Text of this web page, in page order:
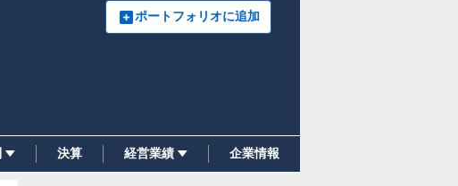
ポートフォリオに追加
決算 経営業績 企業情報